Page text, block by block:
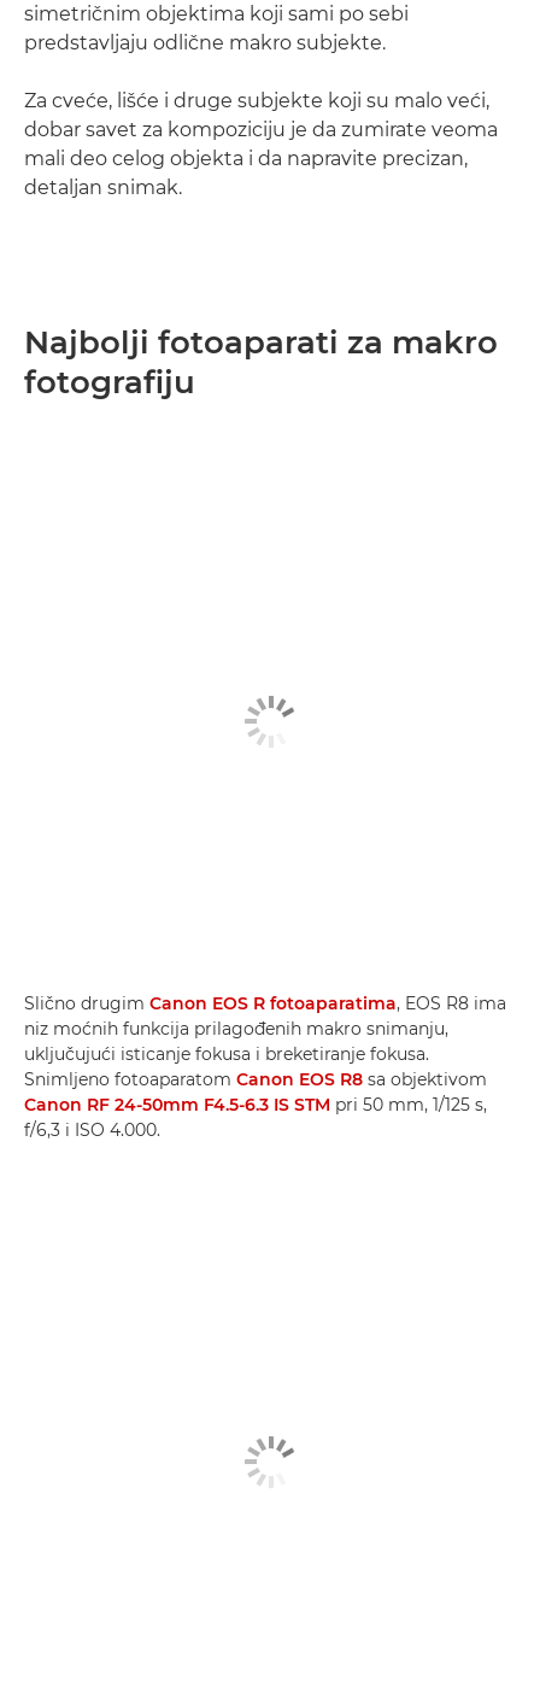
simetričnim objektima koji sami po sebi
predstavljaju odlične makro subjekte.
Za cveće, lišće i druge subjekte koji su malo veći,
dobar savet za kompoziciju je da zumirate veoma
mali deo celog objekta i da napravite precizan,
detaljan snimak.
Najbolji fotoaparati za makro
fotografiju
Slično drugim Canon EOS R fotoaparatima, EOS R8 ima
niz moćnih funkcija prilagođenih makro snimanju,
uključujući isticanje fokusa i breketiranje fokusa.
Snimljeno fotoaparatom Canon EOS R8 sa objektivom
Canon RF 24-50mm F4.5-6.3 IS STM pri 50 mm, 1/125 s,
f/6,3 i ISO 4.000.